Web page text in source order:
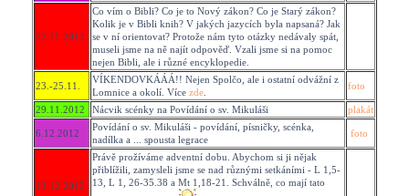
22.11.2012
Co vím o Bibli? Co je to Nový zákon? Co je Starý zákon?
Kolik je v Bibli knih? V jakých jazycích byla napsaná? Jak
se v ní orientovat? Protože nám tyto otázky nedávaly spát,
museli jsme na ně najít odpověď. Vzali jsme si na pomoc
nejen Bibli, ale i různé encyklopedie.
23.-25.11.
VÍKENDOVKÁÁÁ!! Nejen Spolčo, ale i ostatní odvážní z
Lomnice a okolí. Více zde
foto
29.11.2012 Nácvik scénky na Povídání o sv. Mikuláši plakát
6.12.2012
Povídání o sv. Mikuláši - povídání, písničky, scénka,
nadílka a ... spousta legrace
foto
13.12.2012
Právě prožíváme adventní dobu. Abychom si ji nějak
přiblížili, zamysleli jsme se nad různými setkáními - L 1,5-
13, L 1, 26-35.38 a Mt 1,18-21. Schválně, co mají tato